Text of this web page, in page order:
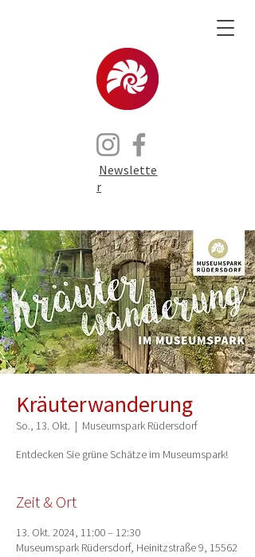
Newslette
r
Kräuterwanderung
So., 13. Okt.
  |
Museumspark Rüdersdorf
Entdecken Sie grüne Schätze im Museumspark!
Zeit & Ort
13. Okt. 2024, 11:00 – 12:30
Museumspark Rüdersdorf, Heinitzstraße 9, 15562